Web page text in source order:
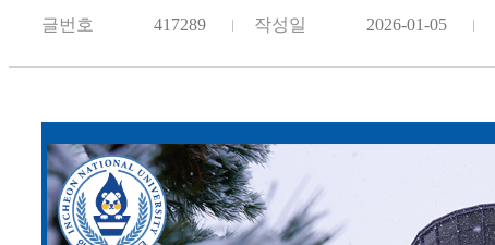
글번호 417289 작성일 2026-01-05